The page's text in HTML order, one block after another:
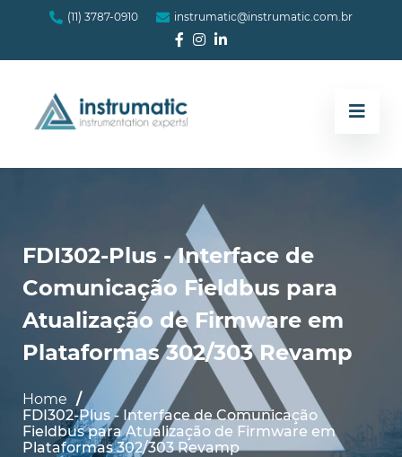
(11) 3787-0910 instrumatic@instrumatic.com.br
FDI302-Plus - Interface de
Comunicação Fieldbus para
Atualização de Firmware em
Plataformas 302/303 Revamp
Home
FDI302-Plus - Interface de Comunicação
Fieldbus para Atualização de Firmware em
Plataformas 302/303 Revamp